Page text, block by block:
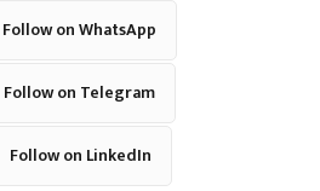
Follow on WhatsApp
Follow on Telegram
Follow on LinkedIn